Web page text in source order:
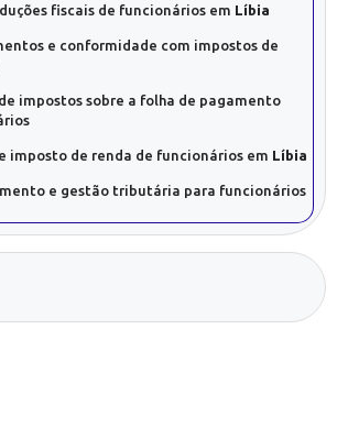
fiscais de funcionários em Líbia
e conformidade com impostos de
impostos sobre a folha de pagamento
imposto de renda de funcionários em Líbia
e gestão tributária para funcionários